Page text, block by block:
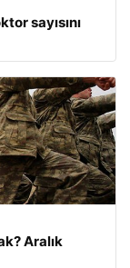
sayısını
Aralık